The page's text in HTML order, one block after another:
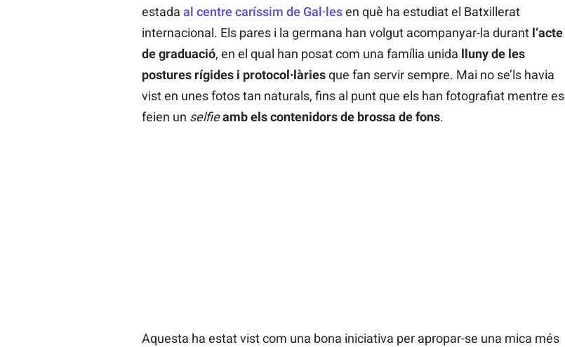
estada al centre caríssim de Gal·lesen què ha estudiat el Batxillerat
internacional. Els pares i la germana han volgut acompanyar-la durantl’acte
de graduació, en el qual han posat com una família unida lluny de les
postures rígides i protocol·làriesque fan servir sempre. Mai no se’ls havia
vist en unes fotos tan naturals, fins al punt que els han fotografiat mentre es
feien un selfie amb els contenidors de brossa de fons.
Aquesta ha estat vist com una bona iniciativa per apropar-se una mica més